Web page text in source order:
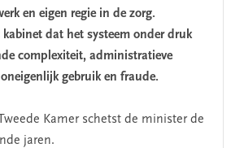
en eigen regie in de zorg.
dat het systeem onder druk
complexiteit, administratieve
gebruik en fraude.
Kamer schetst de minister de
jaren.